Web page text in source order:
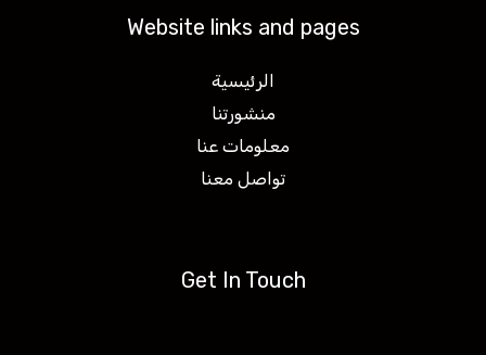
Website links and pages
الرئيسية
منشورتنا
معلومات عنا
تواصل معنا
Get In Touch